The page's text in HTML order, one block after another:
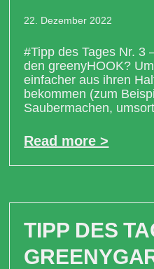
22. Dezember 2022
#Tipp des Tages Nr.
den greenyHOOK?
einfacher aus ihren
bekommen (zum
Saubermachen,
Read more >
TIPP DES